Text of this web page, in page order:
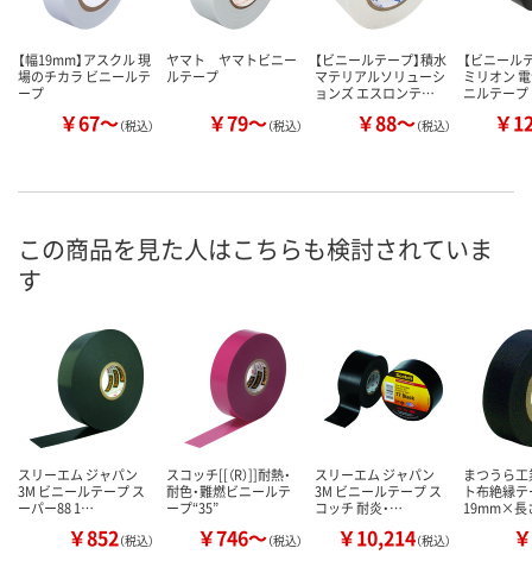
【幅19mm】アスクル 現
場のチカラ ビニールテ
ープ
￥67～（税込）
ヤマト ヤマトビニー
ルテープ
￥79～（税込）
【ビニールテープ】積水
マテリアルソリューシ
ョンズ エスロンテ…
￥88～（税込）
【ビニール
ミリオン
ニルテープ
￥
この商品を見た人はこちらも検討されていま
す
スリーエム ジャパン
3M ビニールテープ ス
ーパー88 1…
￥852（税込）
スコッチ[[（R）]]耐熱・
耐色・難燃ビニールテ
ープ“35”
￥746～（税込）
スリーエム ジャパン
3M ビニールテープ ス
コッチ 耐炎・…
￥10,214（税込）
まつうら
ト布絶縁
19mm×